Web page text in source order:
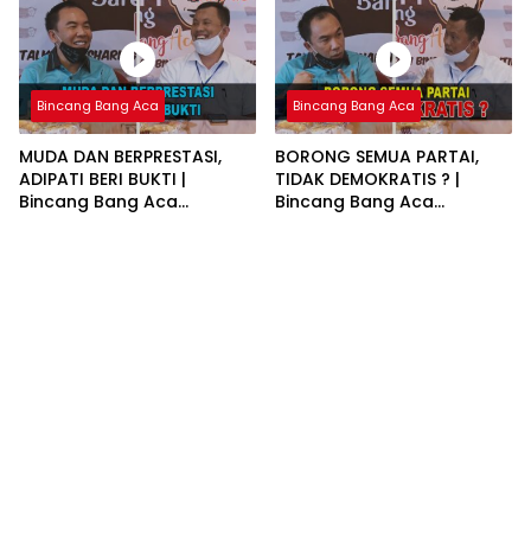
Bincang Bang Aca
MUDA DAN BERPRESTASI,
ADIPATI BERI BUKTI |
Bincang Bang Aca
Bincang Bang Aca
BORONG SEMUA PARTAI,
TIDAK DEMOKRATIS ? |
Bincang Bang Aca